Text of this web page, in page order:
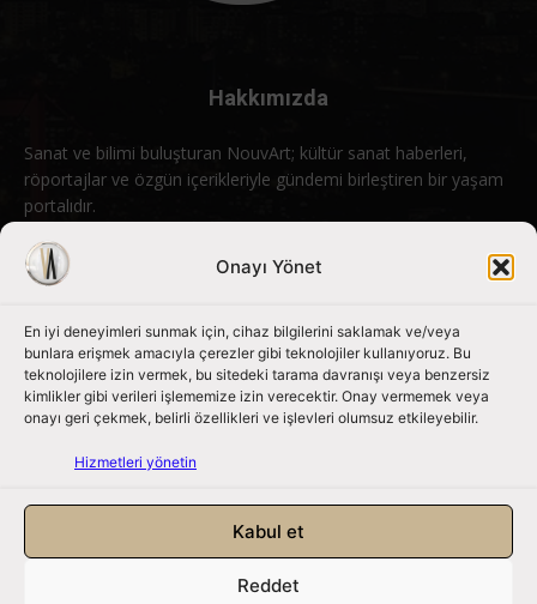
Onayı Yönet
En iyi deneyimleri sunmak için, cihaz bilgilerini saklamak ve/veya
bunlara erişmek amacıyla çerezler gibi teknolojiler kullanıyoruz. Bu
teknolojilere izin vermek, bu sitedeki tarama davranışı veya benzersiz
kimlikler gibi verileri işlememize izin verecektir. Onay vermemek veya
onayı geri çekmek, belirli özellikleri ve işlevleri olumsuz etkileyebilir.
Hizmetleri yönetin
Kabul et
Reddet
Hakkımızda
Sanat ve bilimi buluşturan NouvArt; kültür sanat haberleri,
röportajlar ve özgün içerikleriyle gündemi birleştiren bir yaşam
portalıdır.
Bizimle iletişime geçin: info@nouvart.net
Bizi Takip Edin